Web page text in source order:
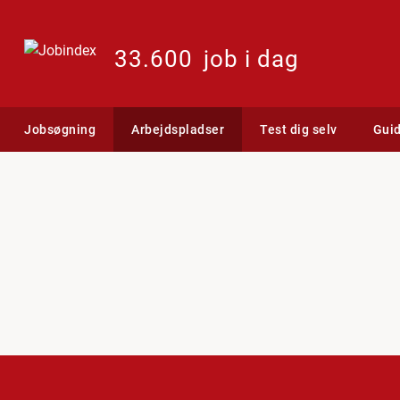
33.600 job i dag
Jobsøgning Arbejdspladser Test dig selv